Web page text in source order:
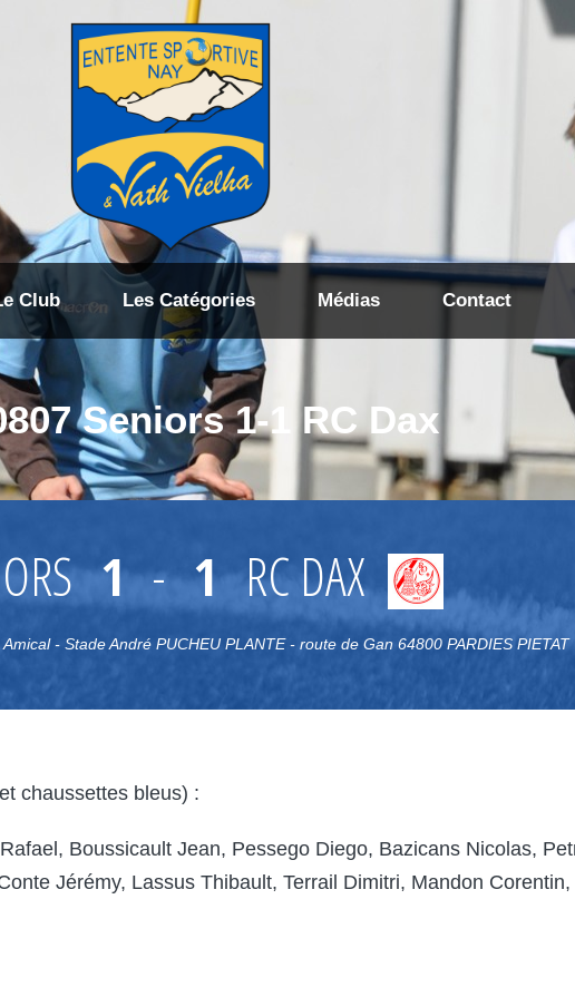
Club Les Catégories Médias Contact
Seniors 1-1 RC Dax
1 - 1 RC DAX
Amical - Stade André PUCHEU PLANTE - route de Gan 64800 PARDIES PIETAT
chaussettes bleus) :
Boussicault Jean, Pessego Diego, Bazicans Nicolas,
Jérémy, Lassus Thibault, Terrail Dimitri, Mandon